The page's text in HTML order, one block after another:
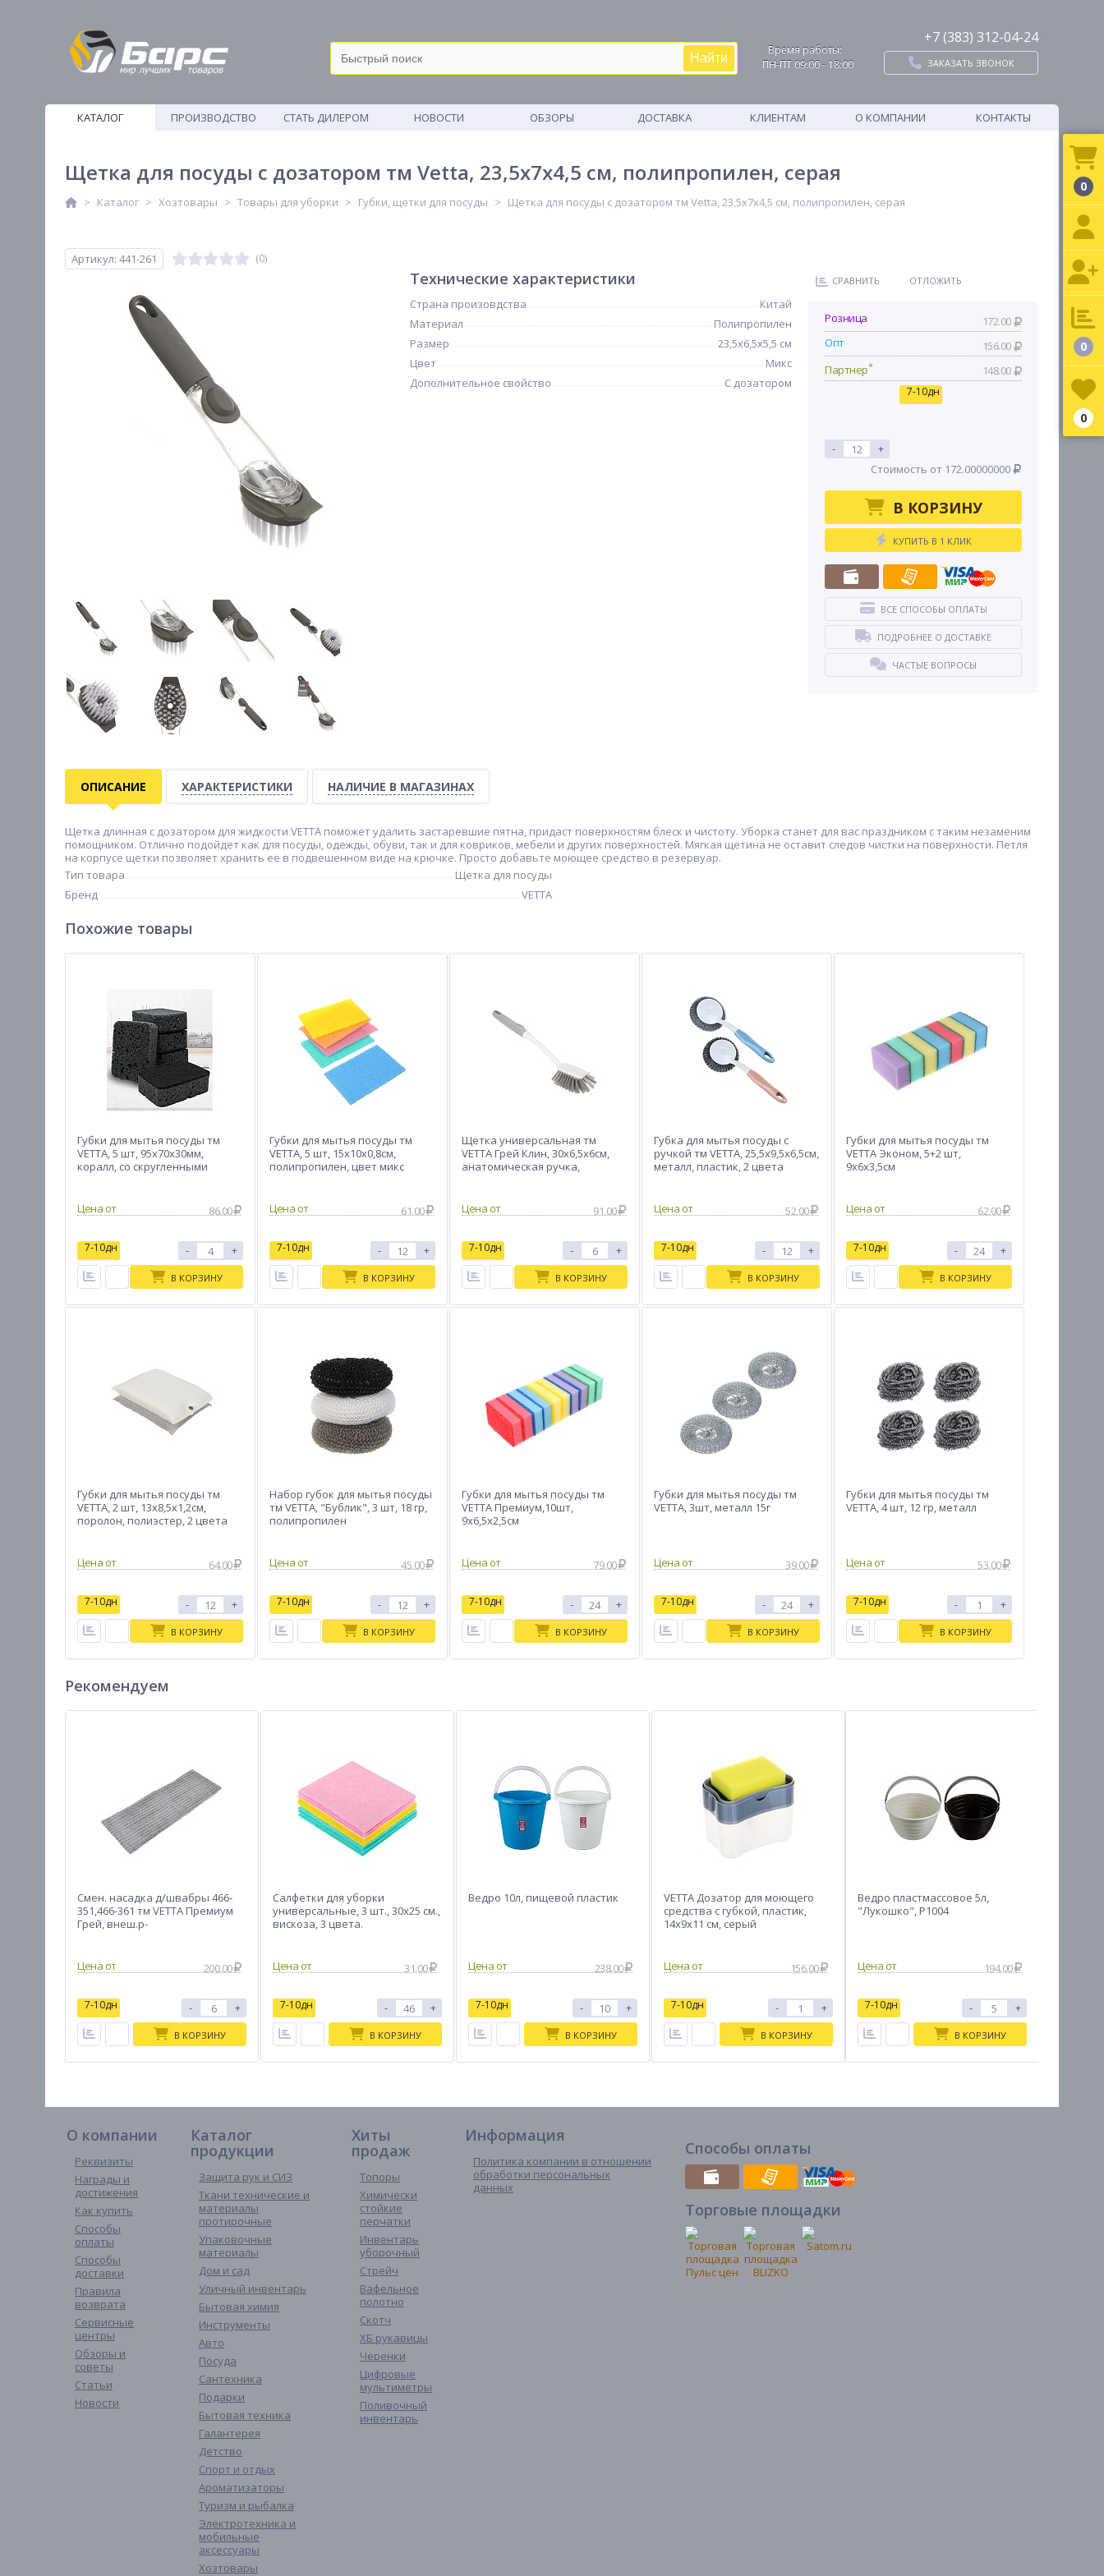
Найти
Время работы:
ПН-ПТ 09:00 - 18:00
+7 (383) 312-04-24
ЗАКАЗАТЬ ЗВОНОК
КАТАЛОГ
ПРОИЗВОДСТВО
СТАТЬ ДИЛЕРОМ НОВОСТИ ОБЗОРЫ ДОСТАВКА КЛИЕНТАМ О КОМПАНИИ КОНТАКТЫ
Щетка для посуды с дозатором тм Vetta, 23,5х7х4,5 см, полипропилен, серая
Каталог Хозтовары Товары для уборки Губки, щетки для посуды Щетка для посуды с дозатором тм Vetta, 23,5х7х4,5 см, полипропилен, серая
Артикул: 441-261 (0)
Технические характеристики
Страна произовдства
Китай
Материал
Полипропилен
Размер
23,5х6,5х5,5 см
Цвет
Микс
Дополнительное свойство
С дозатором
СРАВНИТЬ ОТЛОЖИТЬ
Розница
172.00
Опт
156.00
Партнер* 148.00
7-10дн
-
+
Стоимость от 172.00000000
В КОРЗИНУ
КУПИТЬ В 1 КЛИК
ВСЕ СПОСОБЫ ОПЛАТЫ
ПОДРОБНЕЕ О ДОСТАВКЕ
ЧАСТЫЕ ВОПРОСЫ
ОПИСАНИЕ ХАРАКТЕРИСТИКИ НАЛИЧИЕ В МАГАЗИНАХ
Щетка длинная с дозатором для жидкости VETTA поможет удалить застаревшие пятна, придаст поверхностям блеск и чистоту. Уборка станет для вас праздником с таким незаменим
помощником. Отлично подойдет как для посуды, одежды, обуви, так и для ковриков, мебели и других поверхностей. Мягкая щетина не оставит следов чистки на поверхности. Петля
на корпусе щетки позволяет хранить ее в подвешенном виде на крючке. Просто добавьте моющее средство в резервуар.
Тип товара
Щетка для посуды
Бренд
VETTA
Похожие товары
Губки для мытья посуды тм
VETTA, 5 шт, 95x70x30мм,
коралл, со скругленными
углами, цвет черный
Цена от
86.00
7-10дн - +
В КОРЗИНУ
Губки для мытья посуды тм
VETTA, 5 шт, 15х10х0,8см,
полипропилен, цвет микс
Цена от 61.00
7-10дн - +
В КОРЗИНУ
Щетка универсальная тм
VETTA Грей Клин, 30х6,5х6см,
анатомическая ручка,
Цена от
91.00
7-10дн - +
В КОРЗИНУ
Губка для мытья посуды с
ручкой тм VETTA, 25,5x9,5x6,5см,
металл, пластик, 2 цвета
Цена от 52.00
7-10дн - +
В КОРЗИНУ
Губки для мытья посуды тм
VETTA Эконом, 5+2 шт,
9х6х3,5см
Цена от 62.00
7-10дн - +
В КОРЗИНУ
Губки для мытья посуды тм
VETTA, 2 шт, 13х8,5х1,2см,
поролон, полиэстер, 2 цвета
Цена от 64.00
7-10дн - +
В КОРЗИНУ
Набор губок для мытья посуды
тм VETTA, "Бублик", 3 шт, 18 гр,
полипропилен
Цена от 45.00
7-10дн - +
В КОРЗИНУ
Губки для мытья посуды тм
VETTA Премиум,10шт,
9х6,5х2,5см
Цена от 79.00
7-10дн - +
В КОРЗИНУ
Губки для мытья посуды тм
VETTA, 3шт, металл 15г
Цена от 39.00
7-10дн - +
В КОРЗИНУ
Губки для мытья посуды тм
VETTA, 4 шт, 12 гр, металл
Цена от 53.00
7-10дн - +
В КОРЗИНУ
Рекомендуем
Смен. насадка д/швабры 466-
351,466-361 тм VETTA Премиум
Грей, внеш.р-
200.00
7-10дн - +
В КОРЗИНУ
Салфетки для уборки
универсальные, 3 шт., 30х25 см.,
вискоза, 3 цвета.
31.00
7-10дн - +
В КОРЗИНУ
Ведро 10л, пищевой пластик
238.00
7-10дн - +
В КОРЗИНУ
VETTA Дозатор для моющего
средства с губкой, пластик,
14x9x11 см, серый
156.00
7-10дн - +
В КОРЗИНУ
Ведро пластмассовое 5л,
"Лукошко", Р1004
194.00
7-10дн - +
В КОРЗИНУ
О компании
Реквизиты
Награды и
достижения
Как купить
Способы
оплаты
Способы
доставки
Правила
возврата
Сервисные
центры
Обзоры и
советы
Статьи
Новости
Каталог
продукции
Защита рук и СИЗ
Ткани технические и
материалы
протирочные
Упаковочные
материалы
Дом и сад
Уличный инвентарь
Бытовая химия
Инструменты
Авто
Посуда
Сантехника
Подарки
Бытовая техника
Галантерея
Детство
Спорт и отдых
Ароматизаторы
Туризм и рыбалка
Электротехника и
мобильные
аксессуары
Хозтовары
Хиты
продаж
Топоры
Химически
стойкие
перчатки
Инвентарь
уборочный
Стрейч
Вафельное
полотно
Скотч
ХБ рукавицы
Черенки
Цифровые
мультиметры
Поливочный
инвентарь
Информация
Политика компании в отношении
обработки персональных
данных
Способы оплаты
Торговые площадки
0
0
0